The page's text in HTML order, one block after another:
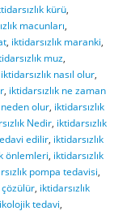
kürü
macunları
iktidarsızlık maranki
muz
iktidarsızlık nasıl olur
iktidarsızlık ne zaman
neden olur iktidarsızlık
Nedir iktidarsızlık
edilir iktidarsızlık
önlemleri iktidarsızlık
pompa tedavisi
çözülür iktidarsızlık
tedavi